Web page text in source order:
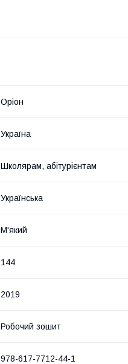
Оріон
Україна
Школярам, абітурієнтам
Українська
М'який
144
2019
Робочий зошит
978-617-7712-44-1